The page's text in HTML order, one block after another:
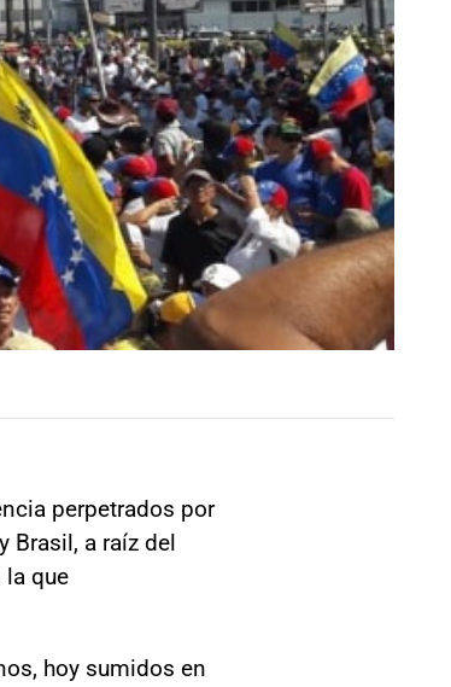
perpetrados por
Brasil, a raíz del
que
hoy sumidos en